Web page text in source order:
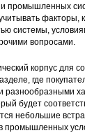
промышленных
факторы,
системы,
вопросами.
корпус для
где
разнообразными
будет
небольшие
промышленных